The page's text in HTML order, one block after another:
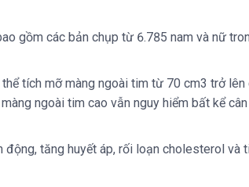
gồm các bản chụp từ 6.785 nam và nữ
tích mỡ màng ngoài tim từ 70 cm3 trở lên
ngoài tim cao vẫn nguy hiểm bất kể
tăng huyết áp, rối loạn cholesterol và